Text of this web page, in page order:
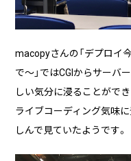
macopyさんの「デプロイ
で〜」ではCGIからサーバ
しい気分に浸ることがで
ライブコーディング気味
しんで見ていたようです。